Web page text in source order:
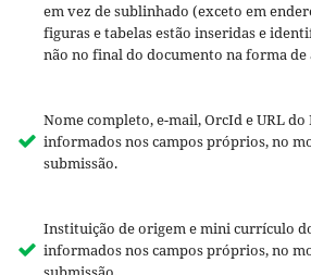
em vez de sublinhado (exceto em
figuras e tabelas estão inseridas e
não no final do documento na forma de
Nome completo, e-mail, OrcId e URL
informados nos campos próprios, no
submissão.
Instituição de origem e mini currículo
informados nos campos próprios, no